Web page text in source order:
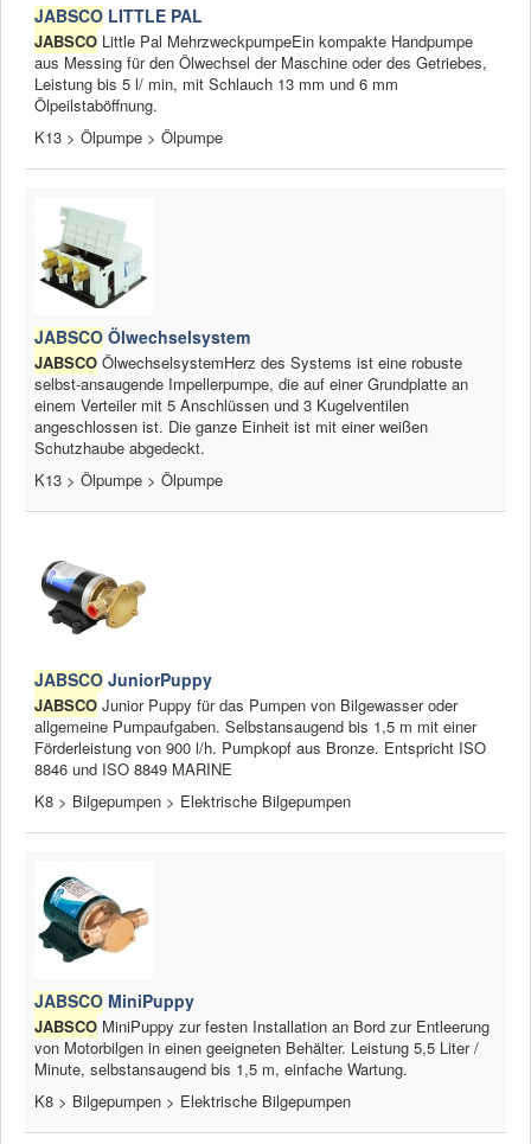
JABSCO LITTLE PAL
JABSCO Little Pal MehrzweckpumpeEin kompakte Handpumpe
aus Messing für den Ölwechsel der Maschine oder des Getriebes,
Leistung bis 5 l/ min, mit Schlauch 13 mm und 6 mm
Ölpeilstaböffnung.
K13 > Ölpumpe > Ölpumpe
JABSCO Ölwechselsystem
JABSCO ÖlwechselsystemHerz des Systems ist eine robuste
selbst-ansaugende Impellerpumpe, die auf einer Grundplatte an
einem Verteiler mit 5 Anschlüssen und 3 Kugelventilen
angeschlossen ist. Die ganze Einheit ist mit einer weißen
Schutzhaube abgedeckt.
K13 > Ölpumpe > Ölpumpe
JABSCO JuniorPuppy
JABSCO Junior Puppy für das Pumpen von Bilgewasser oder
allgemeine Pumpaufgaben. Selbstansaugend bis 1,5 m mit einer
Förderleistung von 900 l/h. Pumpkopf aus Bronze. Entspricht ISO
8846 und ISO 8849 MARINE
K8 > Bilgepumpen > Elektrische Bilgepumpen
JABSCO MiniPuppy
JABSCO MiniPuppy zur festen Installation an Bord zur Entleerung
von Motorbilgen in einen geeigneten Behälter. Leistung 5,5 Liter /
Minute, selbstansaugend bis 1,5 m, einfache Wartung.
K8 > Bilgepumpen > Elektrische Bilgepumpen